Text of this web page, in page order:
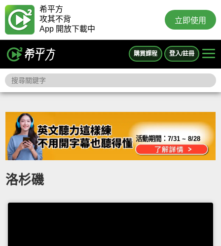
希平方
攻其不背
App 開放下載中
立即使用
購買課程 登入/註冊
活動期間：7/31 ~ 8/28
洛杉磯